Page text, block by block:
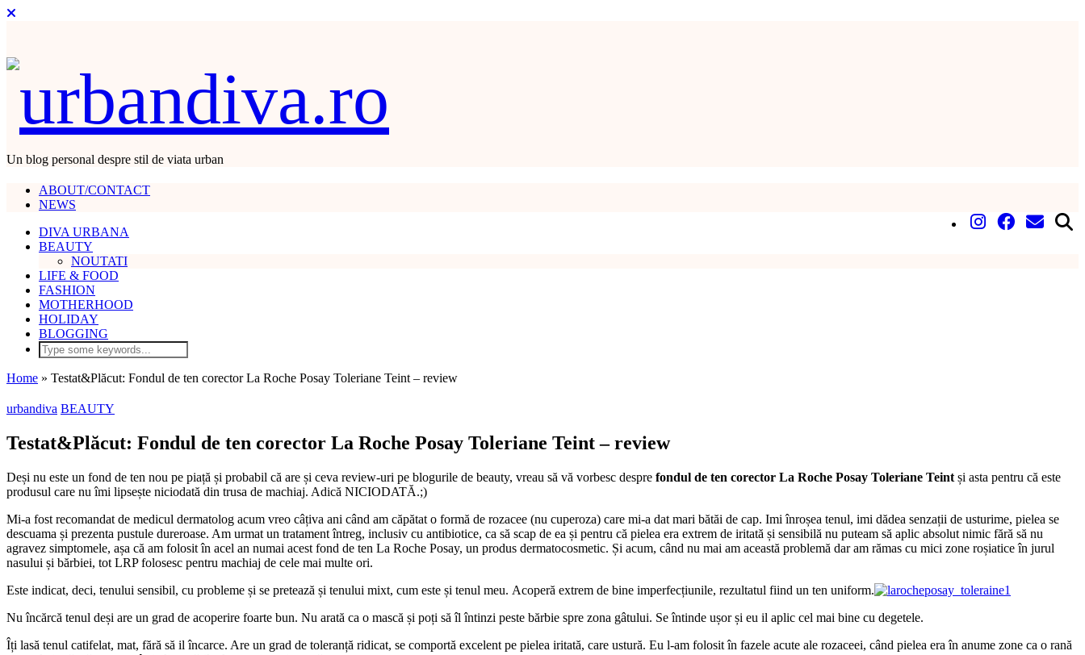
Un blog personal despre stil de viata urban
ABOUT/CONTACT
NEWS
DIVA URBANA
BEAUTY
NOUTATI
LIFE & FOOD
FASHION
MOTHERHOOD
HOLIDAY
BLOGGING
Home » Testat&Plăcut: Fondul de ten corector La Roche Posay Toleriane Teint – review
urbandiva BEAUTY
Testat&Plăcut: Fondul de ten corector La Roche Posay Toleriane Teint – review
Deși nu este un fond de ten nou pe piață și probabil că are și ceva review-uri pe blogurile de beauty, vreau să vă vorbesc despre fondul de ten corector La Roche Posay Toleriane Teint și asta pentru că este
produsul care nu îmi lipsește niciodată din trusa de machiaj. Adică NICIODATĂ.;)
Mi-a fost recomandat de medicul dermatolog acum vreo câțiva ani când am căpătat o formă de rozacee (nu cuperoza) care mi-a dat mari bătăi de cap. Imi înroșea tenul, imi dădea senzații de usturime, pielea se
descuama și prezenta pustule dureroase. Am urmat un tratament întreg, inclusiv cu antibiotice, ca să scap de ea și pentru că pielea era extrem de iritată și sensibilă nu puteam să aplic absolut nimic fără să nu
agravez simptomele, așa că am folosit în acel an numai acest fond de ten La Roche Posay, un produs dermatocosmetic. Și acum, când nu mai am această problemă dar am rămas cu mici zone roșiatice în jurul
nasului și bărbiei, tot LRP folosesc pentru machiaj de cele mai multe ori.
Este indicat, deci, tenului sensibil, cu probleme și se pretează și tenului mixt, cum este și tenul meu. Acoperă extrem de bine imperfecțiunile, rezultatul fiind un ten uniform.
Nu încărcă tenul deși are un grad de acoperire foarte bun. Nu arată ca o mască și poți să îl întinzi peste bărbie spre zona gâtului. Se întinde ușor și eu il aplic cel mai bine cu degetele.
Îți lasă tenul catifelat, mat, fără să il încarce. Are un grad de toleranță ridicat, se comportă excelent pe pielea iritată, care ustură. Eu l-am folosit în fazele acute ale rozaceei, când pielea era în anume zone ca o rană